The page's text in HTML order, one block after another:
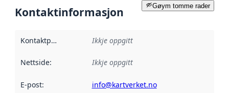
Gøym tomme rader
Kontaktinformasjon
Kontaktpunkt Ikkje oppgitt
Nettside: Ikkje oppgitt
E-post: info@kartverket.no